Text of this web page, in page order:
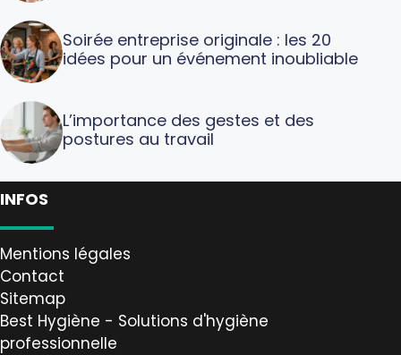
Soirée entreprise originale : les 20
idées pour un événement inoubliable
L’importance des gestes et des
postures au travail
INFOS
Mentions légales
Contact
Sitemap
Best Hygiène - Solutions d'hygiène
professionnelle